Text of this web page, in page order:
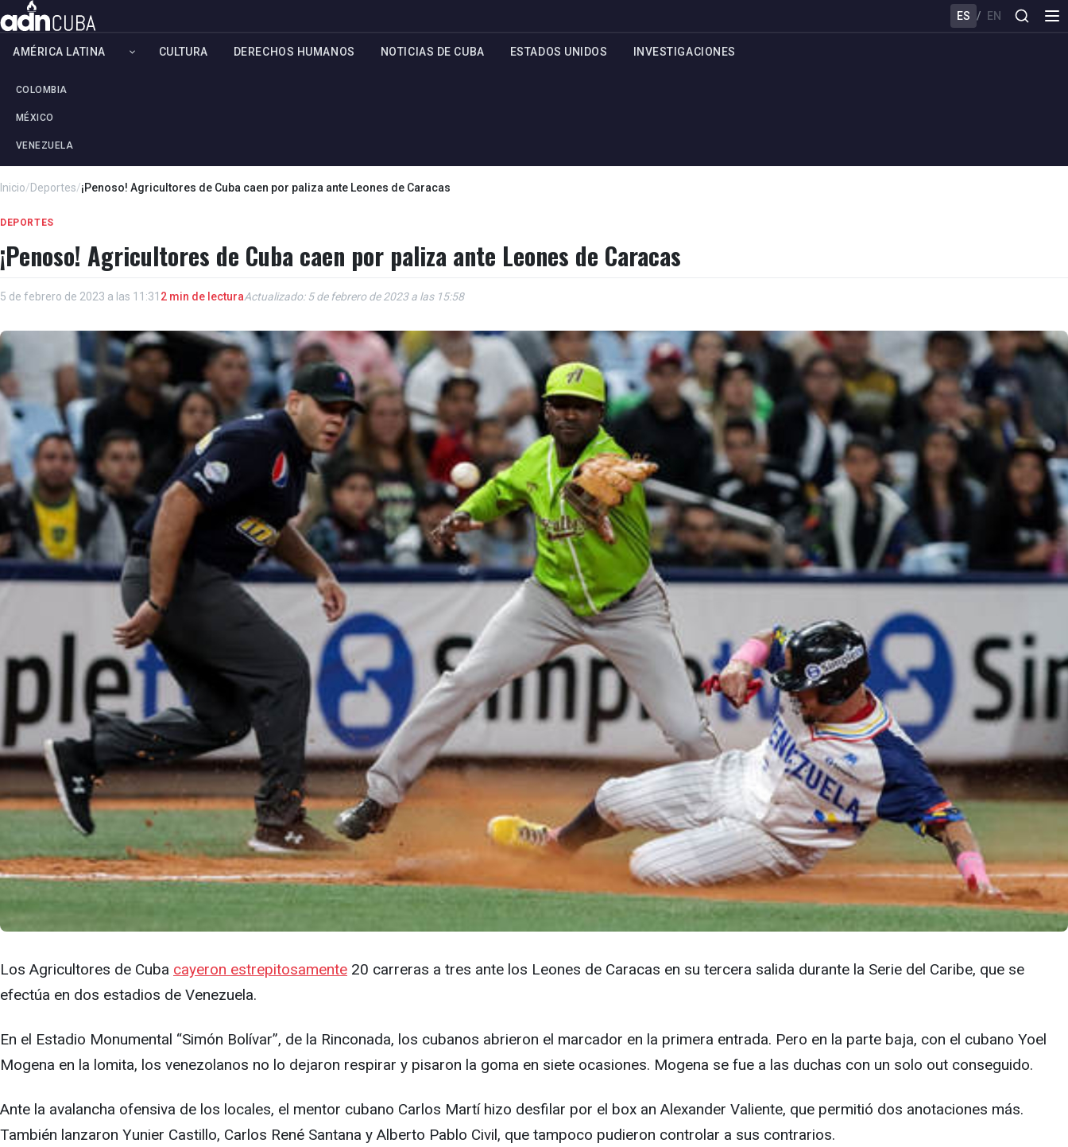
ES / EN
AMÉRICA LATINA
COLOMBIA
MÉXICO
VENEZUELA
CULTURA DERECHOS HUMANOS NOTICIAS DE CUBA ESTADOS UNIDOS INVESTIGACIONES
Inicio/Deportes/¡Penoso! Agricultores de Cuba caen por paliza ante Leones de Caracas
DEPORTES
¡Penoso! Agricultores de Cuba caen por paliza ante Leones de Caracas
5 de febrero de 2023 a las 11:31 2 min de lecturaActualizado: 5 de febrero de 2023 a las 15:58
Los Agricultores de Cuba cayeron estrepitosamente 20 carreras a tres ante los Leones de Caracas en su tercera salida durante la Serie del Caribe, que se
efectúa en dos estadios de Venezuela.
En el Estadio Monumental “Simón Bolívar”, de la Rinconada, los cubanos abrieron el marcador en la primera entrada. Pero en la parte baja, con el cubano Yoel
Mogena en la lomita, los venezolanos no lo dejaron respirar y pisaron la goma en siete ocasiones. Mogena se fue a las duchas con un solo out conseguido.
Ante la avalancha ofensiva de los locales, el mentor cubano Carlos Martí hizo desfilar por el box an Alexander Valiente, que permitió dos anotaciones más.
También lanzaron Yunier Castillo, Carlos René Santana y Alberto Pablo Civil, que tampoco pudieron controlar a sus contrarios.